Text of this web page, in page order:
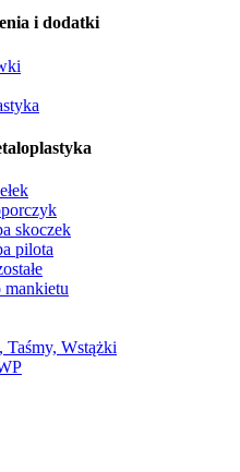
i dodatki
skoczek
pilota
mankietu
Taśmy, Wstążki